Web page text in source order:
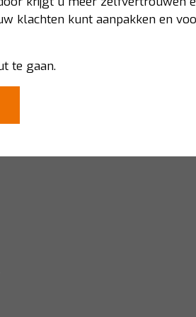
klachten kunt aanpakken en
te gaan.